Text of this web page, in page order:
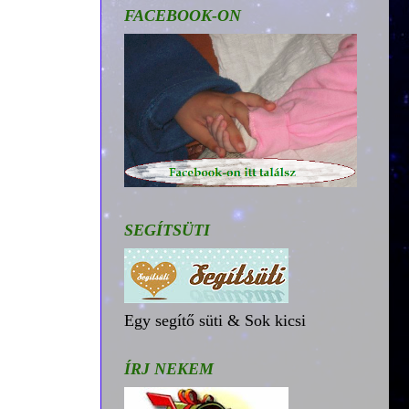
FACEBOOK-ON
SEGÍTSÜTI
Egy segítő süti & Sok kicsi
ÍRJ NEKEM